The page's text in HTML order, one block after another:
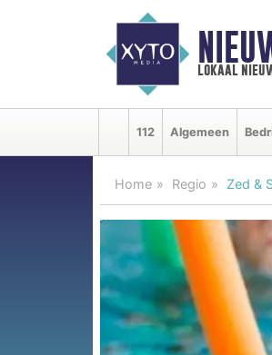
lokaal
112 Algemeen
Home Regio Zed &